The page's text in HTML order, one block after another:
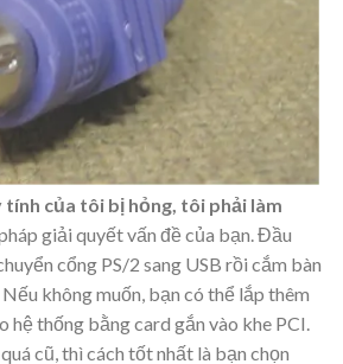
tính của tôi bị hỏng, tôi phải làm
giải quyết vấn đề của bạn. Đầu
cổng PS/2 sang USB rồi cắm bàn
không muốn, bạn có thể lắp thêm
hệ thống bằng card gắn vào khe PCI.
cũ, thì cách tốt nhất là bạn chọn